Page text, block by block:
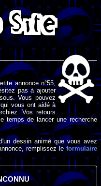
annonce n°55,
pas à ajouter
Vous pouvez
vous ont aidé à
Vos retours
temps de lancer une recherche
dessin animé que vous avez
remplissez leformulaire